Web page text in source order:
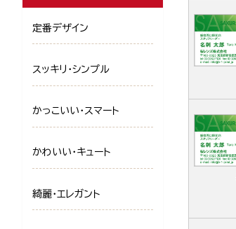
定番デザイン
スッキリ・シンプル
かっこいい・スマート
かわいい・キュート
綺麗・エレガント